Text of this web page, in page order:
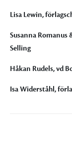
Lisa Lewin,
Susanna Romanus
Selling
Håkan Rudels, vd
Isa Widerståhl,